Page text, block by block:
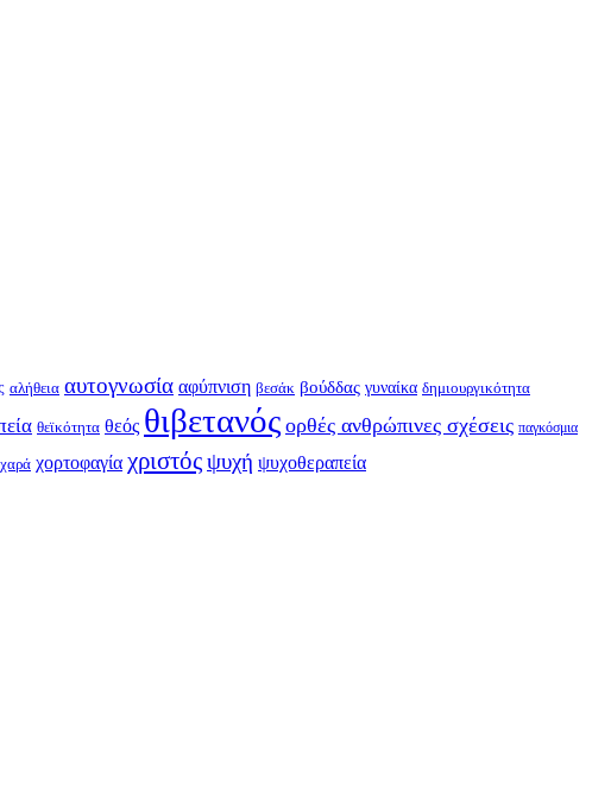
αλήθεια αυτογνωσία αφύπνιση βεσάκ βούδδας γυναίκα δημιουργικότητα
θεϊκότητα θεός θιβετανός ορθές ανθρώπινες σχέσεις παγκόσμια
χαρά χορτοφαγία χριστόςψυχή ψυχοθεραπεία